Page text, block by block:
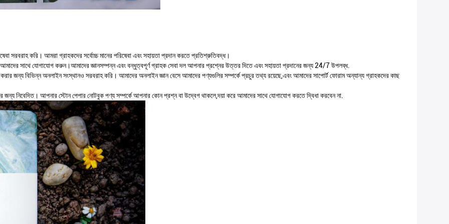
সরবরাহ করি। আমরা গ্রাহকদের সর্বোচ্চ মানের পরিষেবা এবং সহায়তা প্রদান করতে প্রতিশ্রুতিবদ্ধ।
সাথে যোগাযোগ করুন।আমাদের জ্ঞানসম্পন্ন এবং বন্ধুত্বপূর্ণ গ্রাহক সেবা দল আপনার প্রশ্নের উত্তর দিতে এবং সহায়তা প্রদানের জন্য 24/7 উপলব্ধ.
জন্য বিভিন্ন অনলাইন সংস্থানও সরবরাহ করি। আমাদের অনলাইন জ্ঞান বেসে আমাদের পণ্যগুলির সম্পর্কে প্রচুর তথ্য রয়েছে,এবং আমাদের সাপোর্ট ফোরাম অন্যান্য গ্রাহকদের কাছ
জন্য নিবেদিত। আপনার স্টোন পেপার নোটবুক পণ্য সম্পর্কে আপনার কোন প্রশ্ন বা উদ্বেগ থাকলে,দয়া করে আমাদের সাথে যোগাযোগ করতে দ্বিধা করবেন না.